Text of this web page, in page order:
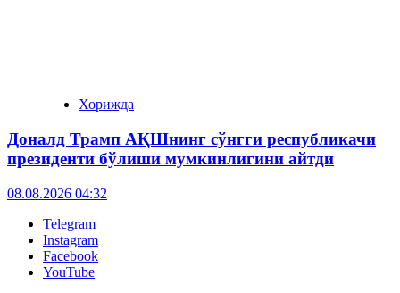
Хорижда
Доналд Трамп АҚШнинг сўнгги республикачи
президенти бўлиши мумкинлигини айтди
08.08.2026 04:32
Telegram
Instagram
Facebook
YouTube